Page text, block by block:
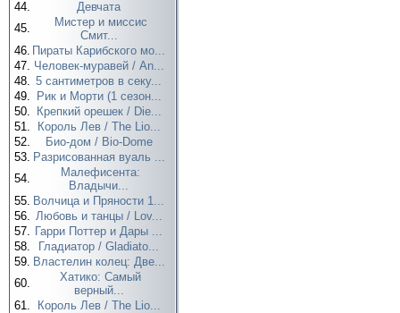
44.
Девчата
45.
Мистер и миссис
Смит...
46. Пираты Карибского мо...
47. Человек-муравей / An...
48. 5 сантиметров в секу...
49.
Рик и Морти (1 сезон...
50.
Крепкий орешек / Die...
51.
Король Лев / The Lio...
52.
Био-дом / Bio-Dome
53. Разрисованная вуаль ...
54.
Малефисента:
Владычи...
55. Волчица и Пряности 1...
56. Любовь и танцы / Lov...
57. Гарри Поттер и Дары ...
58.
Гладиатор / Gladiato...
59. Властелин колец: Две...
60.
Хатико: Самый
верный...
61.
Король Лев / The Lio...